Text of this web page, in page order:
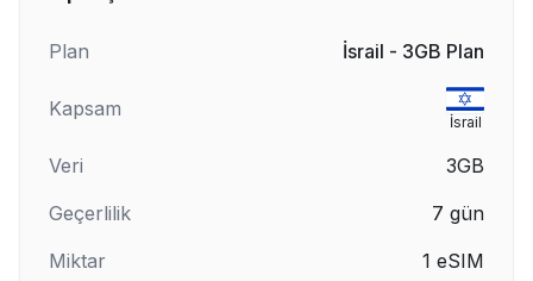
Plan İsrail - 3GB Plan
Kapsam
İsrail
Veri
3GB
Geçerlilik
7 gün
Miktar
1 eSIM